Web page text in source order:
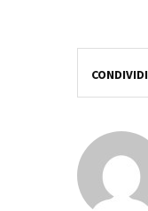
CONDIVIDI